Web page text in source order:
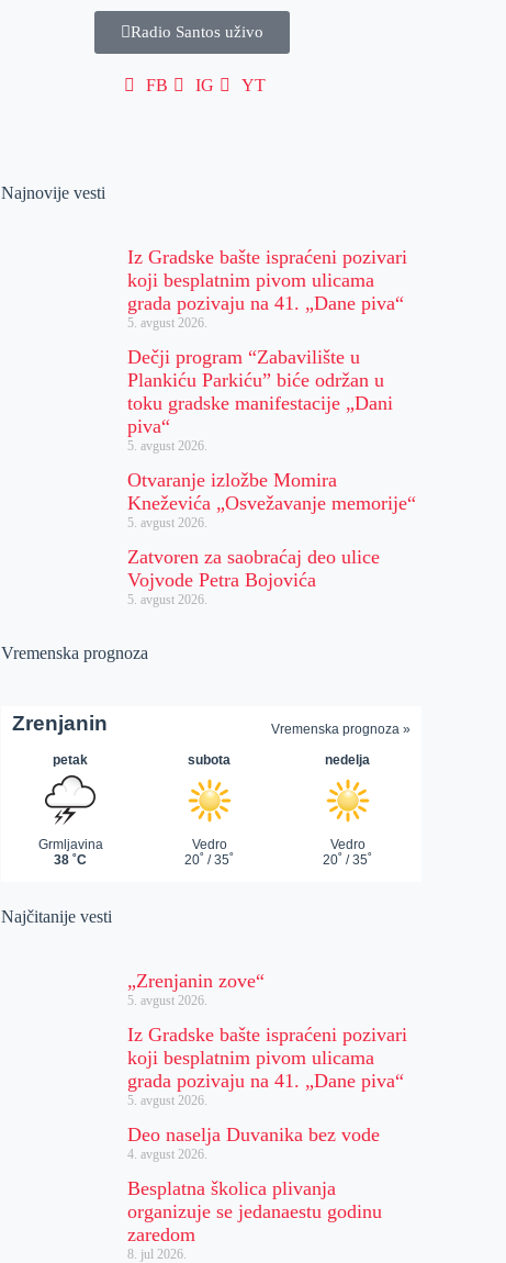
Radio Santos uživo
FB IG YT
Najnovije vesti
Iz Gradske bašte ispraćeni pozivari
koji besplatnim pivom ulicama
grada pozivaju na 41. „Dane piva“
5. avgust 2026.
Dečji program “Zabavilište u
Plankiću Parkiću” biće održan u
toku gradske manifestacije „Dani
piva“
5. avgust 2026.
Otvaranje izložbe Momira
Kneževića „Osvežavanje memorije“
5. avgust 2026.
Zatvoren za saobraćaj deo ulice
Vojvode Petra Bojovića
5. avgust 2026.
Vremenska prognoza
Najčitanije vesti
„Zrenjanin zove“
5. avgust 2026.
Iz Gradske bašte ispraćeni pozivari
koji besplatnim pivom ulicama
grada pozivaju na 41. „Dane piva“
5. avgust 2026.
Deo naselja Duvanika bez vode
4. avgust 2026.
Besplatna školica plivanja
organizuje se jedanaestu godinu
zaredom
8. jul 2026.